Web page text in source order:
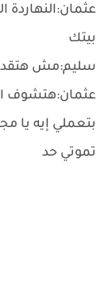
بيتك
سليم:مش
عثمان:هتشوف
بتعملي إيه يا
تموتي حد